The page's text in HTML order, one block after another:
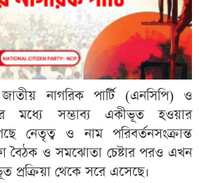
নাগরিক পার্টি (এনসিপি) ও
মধ্যে সম্ভাব্য একীভূত হওয়ার
নেতৃত্ব ও নাম পরিবর্তনসংক্রান্ত
বৈঠক ও সমঝোতা চেষ্টার পরও এখন
থেকে সরে এসেছে।